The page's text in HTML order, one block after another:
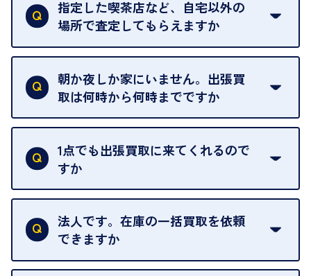
ただけません。
指定した喫茶店など、自宅以外の
場所で査定してもらえますか
ご自宅以外での査定はお引き受けできません。ご指
定のお店や、ほかのお客様への迷惑となることが考
えられるためです。
朝か夜しか家にいません。出張買
取は何時から何時までですか
ご訪問可能時間は、10時から19時です。
ただし、お品物の種類や量によっては対応させてい
ただくことがあります。
1点でも出張買取に来てくれるので
すか
はい。1点でもお伺いします。
法人です。在庫の一括買取を依頼
できますか
はい。喜んで承ります。出張買取をご利用くださ